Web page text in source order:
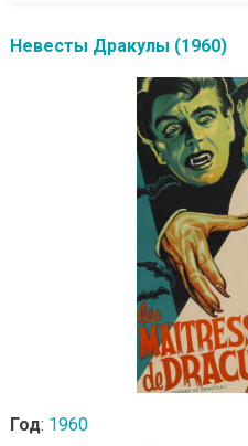
Невесты Дракулы (1960)
Год: 1960